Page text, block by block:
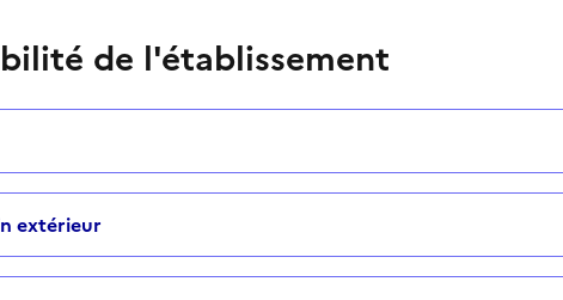
de l'établissement
extérieur